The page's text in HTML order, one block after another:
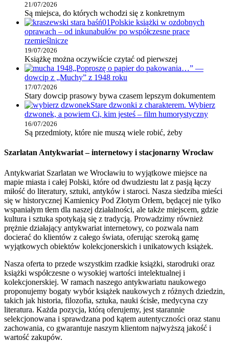
21/07/2026
Są miejsca, do których wchodzi się z konkretnym
Polskie książki w ozdobnych
oprawach – od inkunabułów po współczesne prace
rzemieślnicze
19/07/2026
Książkę można oczywiście czytać od pierwszej
„Poproszę o papier do pakowania…” —
dowcip z „Muchy” z 1948 roku
17/07/2026
Stary dowcip prasowy bywa czasem lepszym dokumentem
Stare dzwonki z charakterem. Wybierz
dzwonek, a powiem Ci, kim jesteś – film humorystyczny
16/07/2026
Są przedmioty, które nie muszą wiele robić, żeby
Szarlatan Antykwariat – internetowy i stacjonarny Wrocław
Antykwariat Szarlatan we Wrocławiu to wyjątkowe miejsce na
mapie miasta i całej Polski, które od dwudziestu lat z pasją łączy
miłość do literatury, sztuki, antyków i staroci. Nasza siedziba mieści
się w historycznej Kamienicy Pod Złotym Orłem, będącej nie tylko
wspaniałym tłem dla naszej działalności, ale także miejscem, gdzie
kultura i sztuka spotykają się z tradycją. Prowadzimy również
prężnie działający antykwariat internetowy, co pozwala nam
docierać do klientów z całego świata, oferując szeroką gamę
wyjątkowych obiektów kolekcjonerskich i unikatowych książek.
Nasza oferta to przede wszystkim rzadkie książki, starodruki oraz
książki współczesne o wysokiej wartości intelektualnej i
kolekcjonerskiej. W ramach naszego antykwariatu naukowego
proponujemy bogaty wybór książek naukowych z różnych dziedzin,
takich jak historia, filozofia, sztuka, nauki ścisłe, medycyna czy
literatura. Każda pozycja, którą oferujemy, jest starannie
selekcjonowana i sprawdzana pod kątem autentyczności oraz stanu
zachowania, co gwarantuje naszym klientom najwyższą jakość i
wartość zakupów.